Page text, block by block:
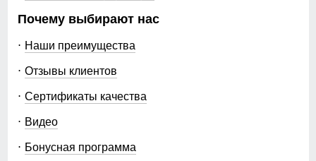
Почему выбирают нас
Наши преимущества
Отзывы клиентов
Сертификаты качества
Видео
Бонусная программа